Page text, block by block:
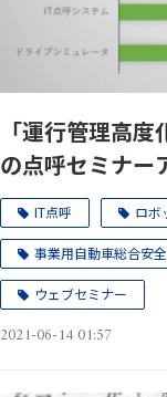
「運⾏管理⾼
の点呼セミナー
IT点呼 ロボ
事業用自動車総合安
ウェブセミナー
2021-06-14 01:57